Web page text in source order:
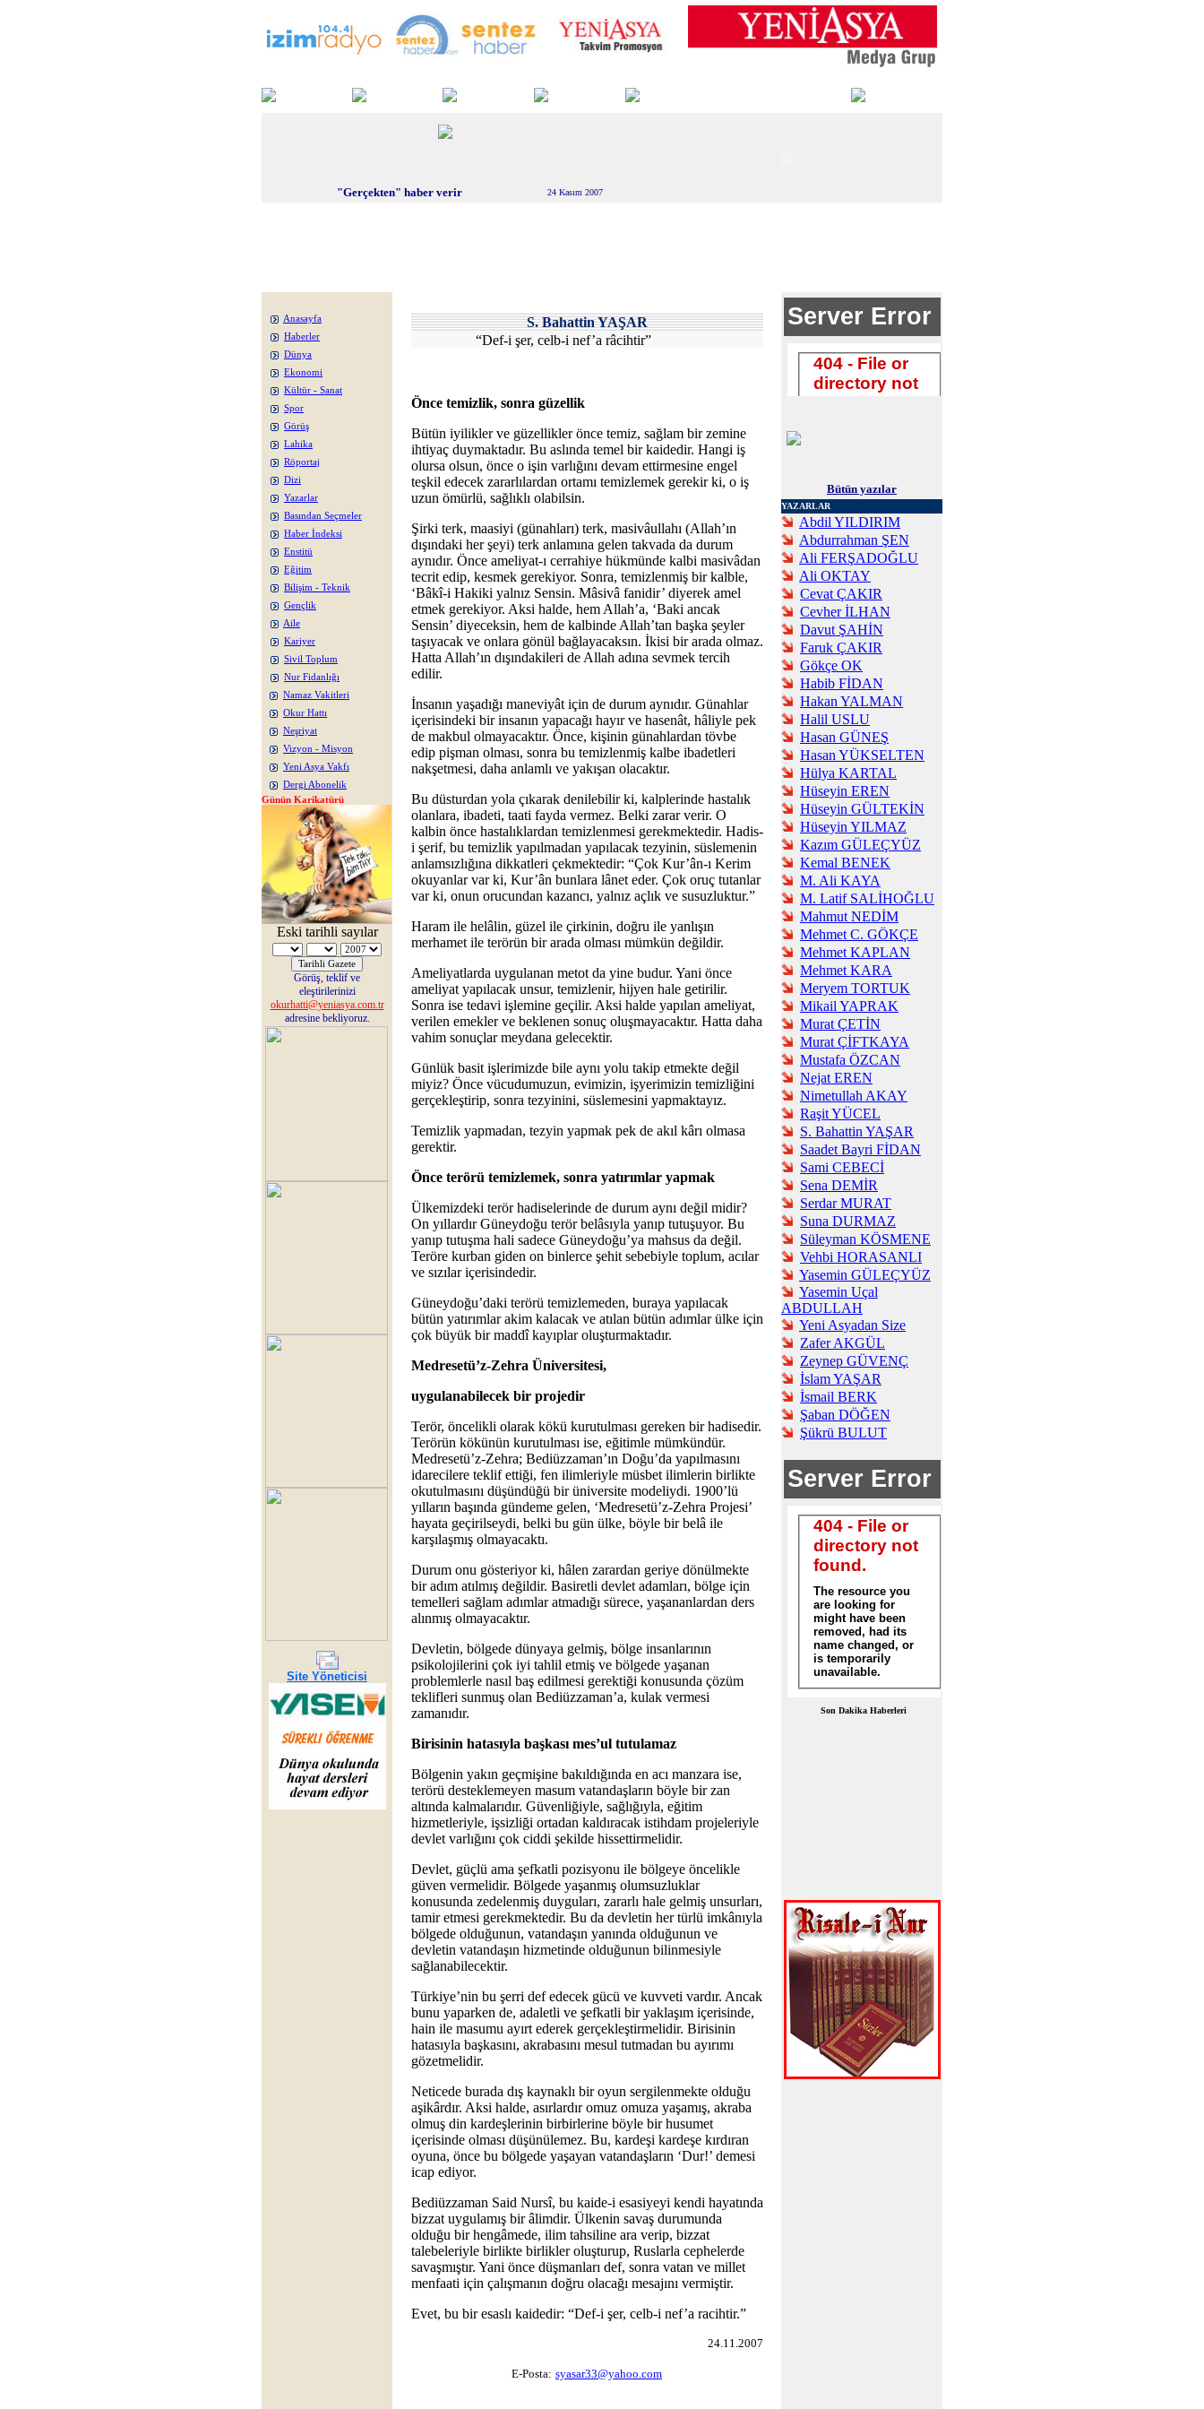
"Gerçekten" haber verir 24 Kasım 2007
Anasayfa
Haberler
Dünya
Ekonomi
Kültür - Sanat
Spor
Görüş
Lahika
Röportaj
Dizi
Yazarlar
Basından Seçmeler
Haber İndeksi
Enstitü
Eğitim
Bilişim - Teknik
Gençlik
Aile
Kariyer
Sivil Toplum
Nur Fidanlığı
Namaz Vakitleri
Okur Hattı
Neşriyat
Vizyon - Misyon
Yeni Asya Vakfı
Dergi Abonelik
Günün Karikatürü
Eski tarihli sayılar
Görüş, teklif ve
eleştirilerinizi
okurhatti@yeniasya.com.tr
adresine bekliyoruz.
Site Yöneticisi
S. Bahattin YAŞAR
“Def-i şer, celb-i nef’a râcihtir”
Önce temizlik, sonra güzellik
Bütün iyilikler ve güzellikler önce temiz, sağlam bir zemine
ihtiyaç duymaktadır. Bu aslında temel bir kaidedir. Hangi iş
olursa olsun, önce o işin varlığını devam ettirmesine engel
teşkil edecek zararlılardan ortamı temizlemek gerekir ki, o iş
uzun ömürlü, sağlıklı olabilsin.
Şirki terk, maasiyi (günahları) terk, masivâullahı (Allah’ın
dışındaki her şeyi) terk anlamına gelen takvada da durum
aynıdır. Önce ameliyat-ı cerrahiye hükmünde kalbi masivâdan
tecrit edip, kesmek gerekiyor. Sonra, temizlenmiş bir kalble,
‘Bâkî-i Hakiki yalnız Sensin. Mâsivâ fanidir’ diyerek amel
etmek gerekiyor. Aksi halde, hem Allah’a, ‘Baki ancak
Sensin’ diyeceksin, hem de kalbinde Allah’tan başka şeyler
taşıyacak ve onlara gönül bağlayacaksın. İkisi bir arada olmaz.
Hatta Allah’ın dışındakileri de Allah adına sevmek tercih
edilir.
İnsanın yaşadığı maneviyât için de durum aynıdır. Günahlar
içerisindeki bir insanın yapacağı hayır ve hasenât, hâliyle pek
de makbul olmayacaktır. Önce, kişinin günahlardan tövbe
edip pişman olması, sonra bu temizlenmiş kalbe ibadetleri
nakşetmesi, daha anlamlı ve yakışan olacaktır.
Bu düsturdan yola çıkarak denilebilir ki, kalplerinde hastalık
olanlara, ibadeti, taati fayda vermez. Belki zarar verir. O
kalbin önce hastalıklardan temizlenmesi gerekmektedir. Hadis-
i şerif, bu temizlik yapılmadan yapılacak tezyinin, süslemenin
anlamsızlığına dikkatleri çekmektedir: “Çok Kur’ân-ı Kerim
okuyanlar var ki, Kur’ân bunlara lânet eder. Çok oruç tutanlar
var ki, onun orucundan kazancı, yalnız açlık ve susuzluktur.”
Haram ile helâlin, güzel ile çirkinin, doğru ile yanlışın
merhamet ile terörün bir arada olması mümkün değildir.
Ameliyatlarda uygulanan metot da yine budur. Yani önce
ameliyat yapılacak unsur, temizlenir, hijyen hale getirilir.
Sonra ise tedavi işlemine geçilir. Aksi halde yapılan ameliyat,
verilen emekler ve beklenen sonuç oluşmayacaktır. Hatta daha
vahim sonuçlar meydana gelecektir.
Günlük basit işlerimizde bile aynı yolu takip etmekte değil
miyiz? Önce vücudumuzun, evimizin, işyerimizin temizliğini
gerçekleştirip, sonra tezyinini, süslemesini yapmaktayız.
Temizlik yapmadan, tezyin yapmak pek de akıl kârı olmasa
gerektir.
Önce terörü temizlemek, sonra yatırımlar yapmak
Ülkemizdeki terör hadiselerinde de durum aynı değil midir?
On yıllardır Güneydoğu terör belâsıyla yanıp tutuşuyor. Bu
yanıp tutuşma hali sadece Güneydoğu’ya mahsus da değil.
Teröre kurban giden on binlerce şehit sebebiyle toplum, acılar
ve sızılar içerisindedir.
Güneydoğu’daki terörü temizlemeden, buraya yapılacak
bütün yatırımlar akim kalacak ve atılan bütün adımlar ülke için
çok büyük bir maddî kayıplar oluşturmaktadır.
Medresetü’z-Zehra Üniversitesi,
uygulanabilecek bir projedir
Terör, öncelikli olarak kökü kurutulması gereken bir hadisedir.
Terörün kökünün kurutulması ise, eğitimle mümkündür.
Medresetü’z-Zehra; Bediüzzaman’ın Doğu’da yapılmasını
idarecilere teklif ettiği, fen ilimleriyle müsbet ilimlerin birlikte
okutulmasını düşündüğü bir üniversite modeliydi. 1900’lü
yılların başında gündeme gelen, ‘Medresetü’z-Zehra Projesi’
hayata geçirilseydi, belki bu gün ülke, böyle bir belâ ile
karşılaşmış olmayacaktı.
Durum onu gösteriyor ki, hâlen zarardan geriye dönülmekte
bir adım atılmış değildir. Basiretli devlet adamları, bölge için
temelleri sağlam adımlar atmadığı sürece, yaşananlardan ders
alınmış olmayacaktır.
Devletin, bölgede dünyaya gelmiş, bölge insanlarının
psikolojilerini çok iyi tahlil etmiş ve bölgede yaşanan
problemlerle nasıl baş edilmesi gerektiği konusunda çözüm
teklifleri sunmuş olan Bediüzzaman’a, kulak vermesi
zamanıdır.
Birisinin hatasıyla başkası mes’ul tutulamaz
Bölgenin yakın geçmişine bakıldığında en acı manzara ise,
terörü desteklemeyen masum vatandaşların böyle bir zan
altında kalmalarıdır. Güvenliğiyle, sağlığıyla, eğitim
hizmetleriyle, işsizliği ortadan kaldıracak istihdam projeleriyle
devlet varlığını çok ciddi şekilde hissettirmelidir.
Devlet, güçlü ama şefkatli pozisyonu ile bölgeye öncelikle
güven vermelidir. Bölgede yaşanmış olumsuzluklar
konusunda zedelenmiş duyguları, zararlı hale gelmiş unsurları,
tamir etmesi gerekmektedir. Bu da devletin her türlü imkânıyla
bölgede olduğunun, vatandaşın yanında olduğunun ve
devletin vatandaşın hizmetinde olduğunun bilinmesiyle
sağlanabilecektir.
Türkiye’nin bu şerri def edecek gücü ve kuvveti vardır. Ancak
bunu yaparken de, adaletli ve şefkatli bir yaklaşım içerisinde,
hain ile masumu ayırt ederek gerçekleştirmelidir. Birisinin
hatasıyla başkasını, akrabasını mesul tutmadan bu ayırımı
gözetmelidir.
Neticede burada dış kaynaklı bir oyun sergilenmekte olduğu
aşikârdır. Aksi halde, asırlardır omuz omuza yaşamış, akraba
olmuş din kardeşlerinin birbirlerine böyle bir husumet
içerisinde olması düşünülemez. Bu, kardeşi kardeşe kırdıran
oyuna, önce bu bölgede yaşayan vatandaşların ‘Dur!’ demesi
icap ediyor.
Bediüzzaman Said Nursî, bu kaide-i esasiyeyi kendi hayatında
bizzat uygulamış bir âlimdir. Ülkenin savaş durumunda
olduğu bir hengâmede, ilim tahsiline ara verip, bizzat
talebeleriyle birlikte birlikler oluşturup, Ruslarla cephelerde
savaşmıştır. Yani önce düşmanları def, sonra vatan ve millet
menfaati için çalışmanın doğru olacağı mesajını vermiştir.
Evet, bu bir esaslı kaidedir: “Def-i şer, celb-i nef’a racihtir.”
24.11.2007
E-Posta: syasar33@yahoo.com
Bütün yazılar
YAZARLAR
Abdil YILDIRIM
Abdurrahman ŞEN
Ali FERŞADOĞLU
Ali OKTAY
Cevat ÇAKIR
Cevher İLHAN
Davut ŞAHİN
Faruk ÇAKIR
Gökçe OK
Habib FİDAN
Hakan YALMAN
Halil USLU
Hasan GÜNEŞ
Hasan YÜKSELTEN
Hülya KARTAL
Hüseyin EREN
Hüseyin GÜLTEKİN
Hüseyin YILMAZ
Kazım GÜLEÇYÜZ
Kemal BENEK
M. Ali KAYA
M. Latif SALİHOĞLU
Mahmut NEDİM
Mehmet C. GÖKÇE
Mehmet KAPLAN
Mehmet KARA
Meryem TORTUK
Mikail YAPRAK
Murat ÇETİN
Murat ÇİFTKAYA
Mustafa ÖZCAN
Nejat EREN
Nimetullah AKAY
Raşit YÜCEL
S. Bahattin YAŞAR
Saadet Bayri FİDAN
Sami CEBECİ
Sena DEMİR
Serdar MURAT
Suna DURMAZ
Süleyman KÖSMENE
Vehbi HORASANLI
Yasemin GÜLEÇYÜZ
Yasemin Uçal
ABDULLAH
Yeni Asyadan Size
Zafer AKGÜL
Zeynep GÜVENÇ
İslam YAŞAR
İsmail BERK
Şaban DÖĞEN
Şükrü BULUT
Son Dakika Haberleri